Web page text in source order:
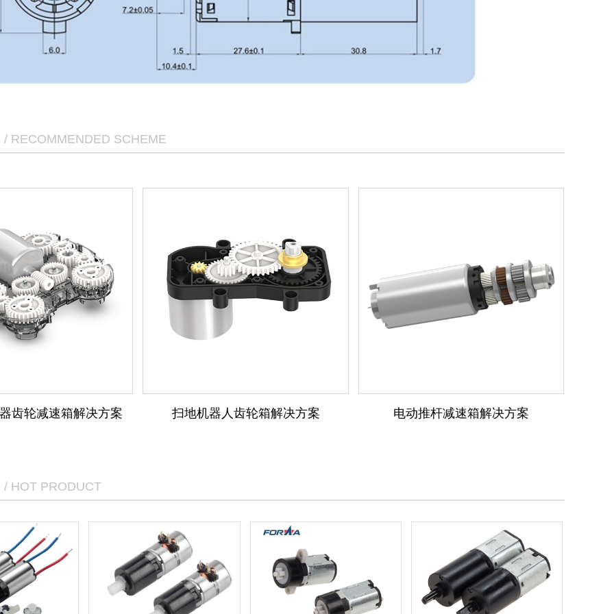
/ RECOMMENDED SCHEME
齿轮减速箱解决方案 扫地机器人齿轮箱解决方案 电动推杆减速箱解决方案
/ HOT PRODUCT